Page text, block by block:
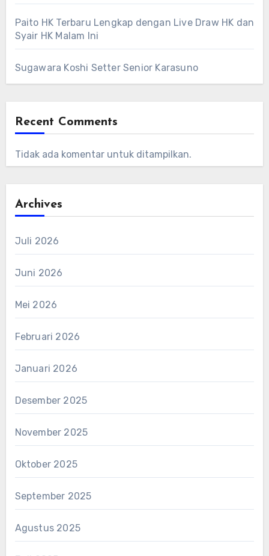
Paito HK Terbaru Lengkap dengan Live Draw HK dan
Syair HK Malam Ini
Sugawara Koshi Setter Senior Karasuno
Recent Comments
Tidak ada komentar untuk ditampilkan.
Archives
Juli 2026
Juni 2026
Mei 2026
Februari 2026
Januari 2026
Desember 2025
November 2025
Oktober 2025
September 2025
Agustus 2025